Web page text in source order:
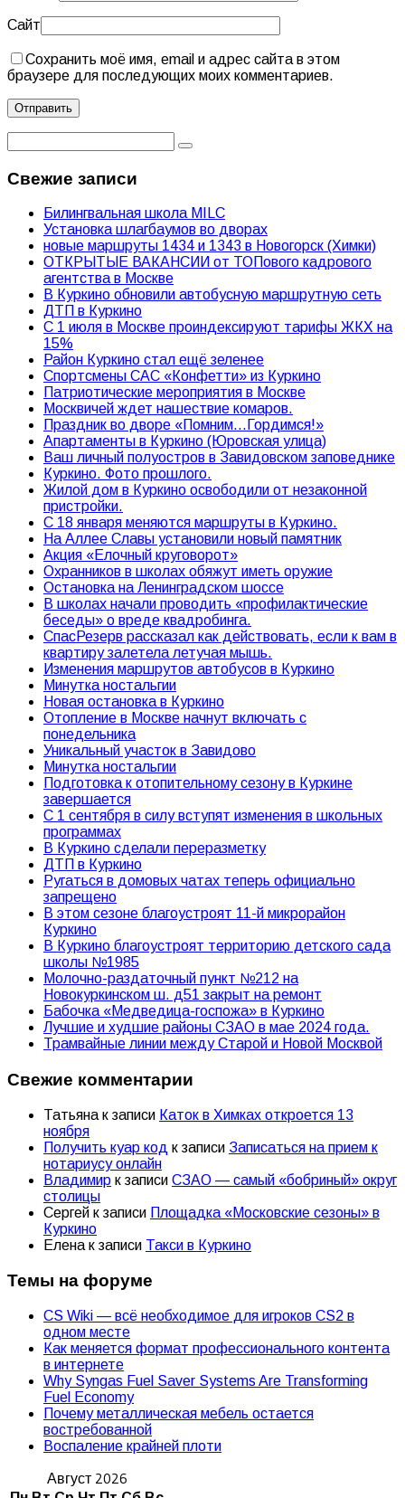
Сайт
Сохранить моё имя, email и адрес сайта в этом
браузере для последующих моих комментариев.
Свежие записи
Билингвальная школа MILC
Установка шлагбаумов во дворах
новые маршруты 1434 и 1343 в Новогорск (Химки)
ОТКРЫТЫЕ ВАКАНСИИ от ТОПового кадрового
агентства в Москве
В Куркино обновили автобусную маршрутную сеть
ДТП в Куркино
С 1 июля в Москве проиндексируют тарифы ЖКХ на
15%
Район Куркино стал ещё зеленее
Спортсмены САС «Конфетти» из Куркино
Патриотические мероприятия в Москве
Москвичей ждет нашествие комаров.
Праздник во дворе «Помним…Гордимся!»
Апартаменты в Куркино (Юровская улица)
Ваш личный полуостров в Завидовском заповеднике
Куркино. Фото прошлого.
Жилой дом в Куркино освободили от незаконной
пристройки.
С 18 января меняются маршруты в Куркино.
На Аллее Славы установили новый памятник
Акция «Елочный круговорот»
Охранников в школах обяжут иметь оружие
Остановка на Ленинградском шоссе
В школах начали проводить «профилактические
беседы» о вреде квадробинга.
СпасРезерв рассказал как действовать, если к вам в
квартиру залетела летучая мышь.
Изменения маршрутов автобусов в Куркино
Минутка ностальгии
Новая остановка в Куркино
Отопление в Москве начнут включать с
понедельника
Уникальный участок в Завидово
Минутка ностальгии
Подготовка к отопительному сезону в Куркине
завершается
С 1 сентября в силу вступят изменения в школьных
программах
В Куркино сделали переразметку
ДТП в Куркино
Ругаться в домовых чатах теперь официально
запрещено
В этом сезоне благоустроят 11-й микрорайон
Куркино
В Куркино благоустроят территорию детского сада
школы №1985
Молочно-раздаточный пункт №212 на
Новокуркинском ш. д51 закрыт на ремонт
Бабочка «Медведица-госпожа» в Куркино
Лучшие и худшие районы СЗАО в мае 2024 года.
Трамвайные линии между Старой и Новой Москвой
Свежие комментарии
Татьяна к записи Каток в Химках откроется 13
ноября
Получить куар код к записи Записаться на прием к
нотариусу онлайн
Владимир к записи СЗАО — самый «бобриный» округ
столицы
Сергей к записи Площадка «Московские сезоны» в
Куркино
Елена к записи Такси в Куркино
Темы на форуме
CS Wiki — всё необходимое для игроков CS2 в
одном месте
Как меняется формат профессионального контента
в интернете
Why Syngas Fuel Saver Systems Are Transforming
Fuel Economy
Почему металлическая мебель остается
востребованной
Воспаление крайней плоти
Август 2026